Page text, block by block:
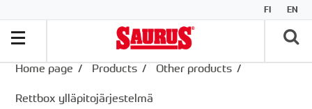
FI EN
Home page / Products / Other products /
Rettbox ylläpitojärjestelmä